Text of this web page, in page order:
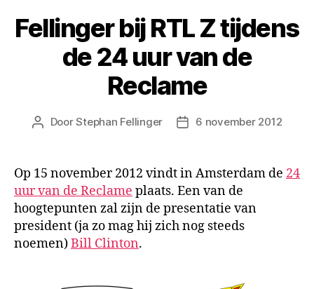
Fellinger bij RTL Z tijdens
de 24 uur van de
Reclame
Berichtauteur
DoorStephan Fellinger Berichtdatum
6 november 2012
Op 15 november 2012 vindt in Amsterdam de 24
uur van de Reclame plaats. Een van de
hoogtepunten zal zijn de presentatie van
president (ja zo mag hij zich nog steeds
noemen)Bill Clinton.